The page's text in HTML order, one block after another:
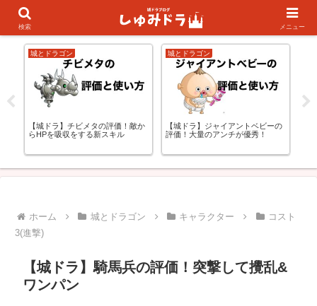
初心者の方向け
城とドラゴン
【城ドラ】チビメタの評価！敵か
らHPを吸収をする新スキル
城とドラゴン
【城ドラ】ジャイアントベビーの
評価！大量のアンチが優秀！
ホーム 城とドラゴン キャラクター
コスト
3(進撃)
【城ドラ】騎馬兵の評価！突撃して攪乱&
ワンパン
検索 メニュー